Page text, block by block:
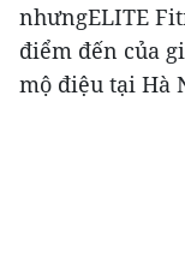
nhưngELITE
điểm đến của
mộ điệu tại Hà